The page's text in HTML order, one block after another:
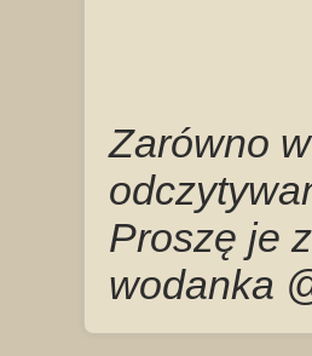
Zarówno
Proszę je
wodanka